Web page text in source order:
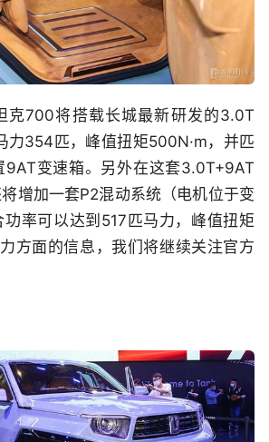
克700将搭载长城最新研发的3.0T
力354匹，峰值扭矩500N·m，并匹
9AT变速箱。另外在这套3.0T+9AT
增加一套P2混动系统（电机位于变
率可以达到517匹马力，峰值扭矩
方面的信息，我们将继续关注官方